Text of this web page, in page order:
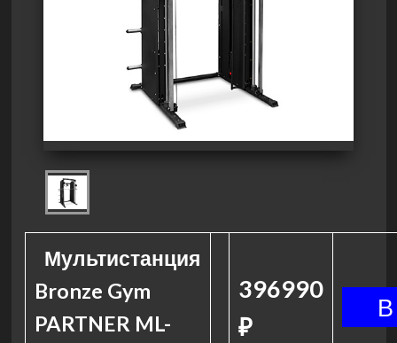
Мультистанция
Bronze Gym
PARTNER ML-
396990
₽